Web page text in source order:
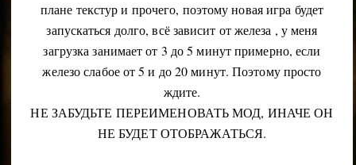
плане текстур и прочего, поэтому новая игра будет
запускаться долго, всё зависит от железа , у меня
загрузка занимает от 3 до 5 минут примерно, если
железо слабое от 5 и до 20 минут. Поэтому просто
ждите.
НЕ ЗАБУДЬТЕ ПЕРЕИМЕНОВАТЬ МОД, ИНАЧЕ ОН
НЕ БУДЕТ ОТОБРАЖАТЬСЯ.